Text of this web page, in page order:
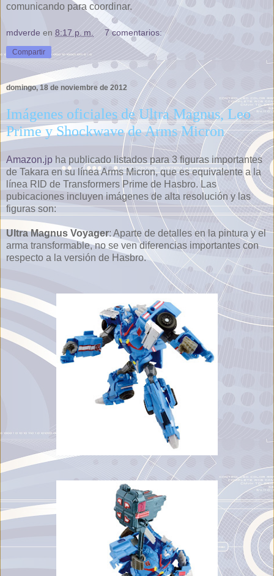
comunicando para coordinar.
mdverde en 8:17 p. m. 7 comentarios:
Compartir
domingo, 18 de noviembre de 2012
Imágenes oficiales de Ultra Magnus, Leo
Prime y Shockwave de Arms Micron
Amazon.jp ha publicado listados para 3 figuras importantes
de Takara en su línea Arms Micron, que es equivalente a la
línea RID de Transformers Prime de Hasbro. Las
pubicaciones incluyen imágenes de alta resolución y las
figuras son:
Ultra Magnus Voyager: Aparte de detalles en la pintura y el
arma transformable, no se ven diferencias importantes con
respecto a la versión de Hasbro.